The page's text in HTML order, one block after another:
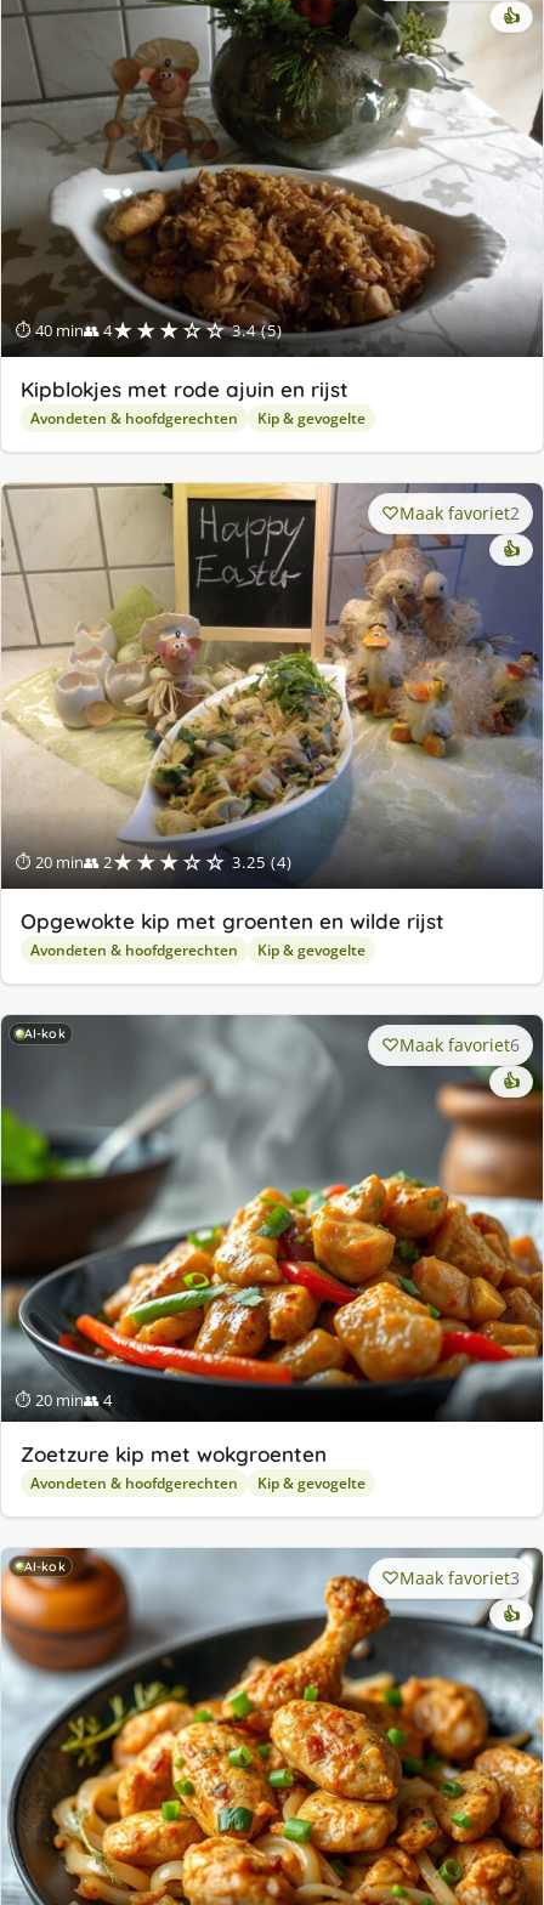
⏱ 40 min👥 4★★★☆☆ 3.4 (5)
👍
Kipblokjes met rode ajuin en rijst
Avondeten & hoofdgerechten Kip & gevogelte
⏱ 20 min👥 2★★★☆☆ 3.25 (4)
Maak favoriet2
👍
Opgewokte kip met groenten en wilde rijst
Avondeten & hoofdgerechten Kip & gevogelte
AI-kok
⏱ 20 min👥 4
Maak favoriet6
👍
Zoetzure kip met wokgroenten
Avondeten & hoofdgerechten Kip & gevogelte
AI-kok Maak favoriet3
👍